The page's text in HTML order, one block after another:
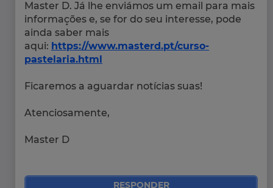
Master D. Já lhe enviámos um email para mais
informações e, se for do seu interesse, pode
ainda saber mais
aqui: https://www.masterd.pt/curso-
pastelaria.html
Ficaremos a aguardar notícias suas!
Atenciosamente,
Master D
RESPONDER